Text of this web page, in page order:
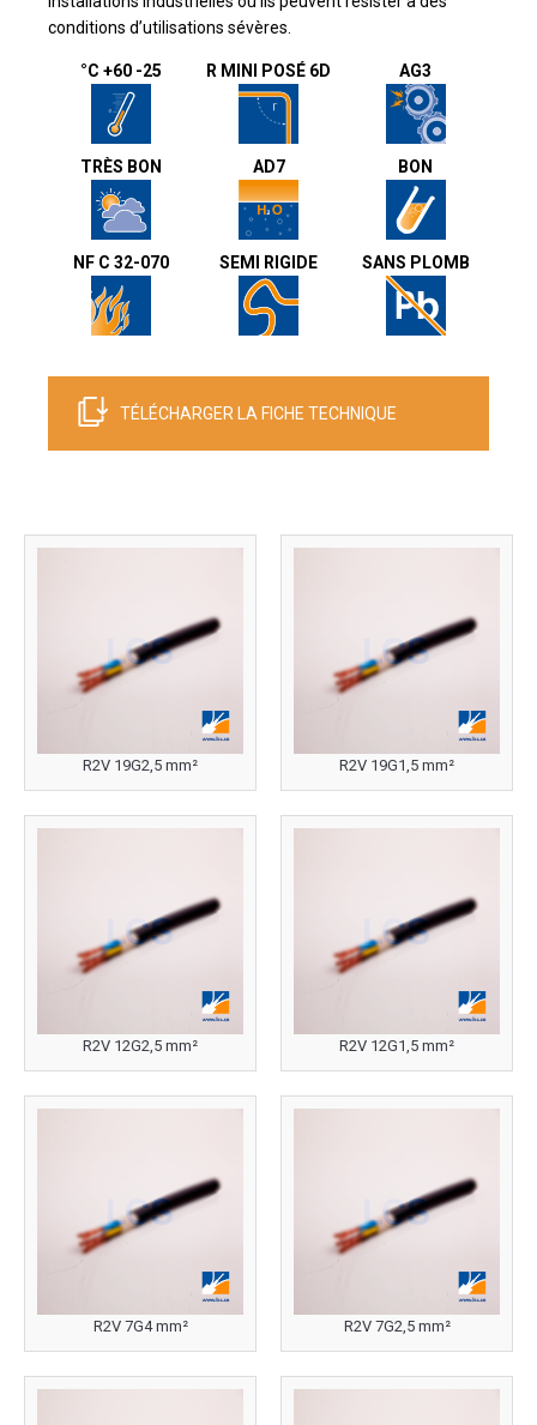
conditions d’utilisations sévères.
°C +60 -25 R MINI POSÉ 6D AG3
TRÈS BON AD7 BON
NF C 32-070 SEMI RIGIDE SANS PLOMB
TÉLÉCHARGER LA FICHE TECHNIQUE
R2V 19G2,5 mm² R2V 19G1,5 mm²
R2V 12G2,5 mm² R2V 12G1,5 mm²
R2V 7G4 mm² R2V 7G2,5 mm²